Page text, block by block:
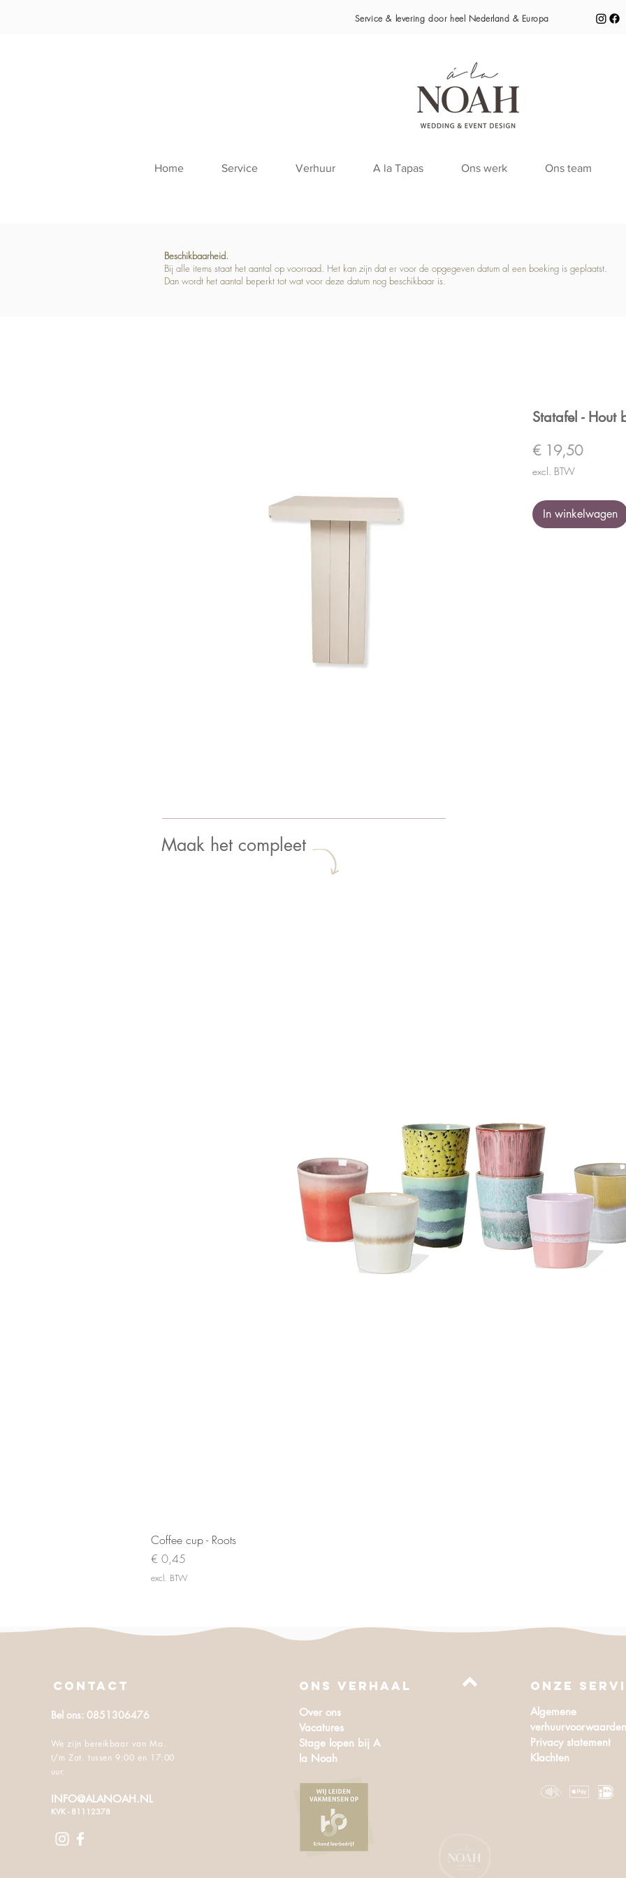
Service & levering door heel Nederland & Europa
Home Service Verhuur A la Tapas Ons werk Ons team
Beschikbaarheid.
Bij alle items staat het aantal op voorraad. Het kan zijn dat er voor de opgegeven datum al een boeking is geplaatst.
Dan wordt het aantal beperkt tot wat voor deze datum nog beschikbaar is.
Statafel - Hout
€ 19,50Prijs
excl. BTW
In winkelwagen
Maak het compleet
Coffee cup - Roots
Prijs
€ 0,45
excl. BTW
CONTACT
Bel ons: 0851306476
We zijn bereikbaar van Ma.
t/m Zat. tussen 9:00 en 17:00
uur.
INFO@ALANOAH.NL
KVK - 81112378
ONS VERHAAL
Over ons
Vacatures
Stage lopen bij A
la Noah
Onze
Algemene
verhuurvoorwaarden
Privacy statement
Klachten